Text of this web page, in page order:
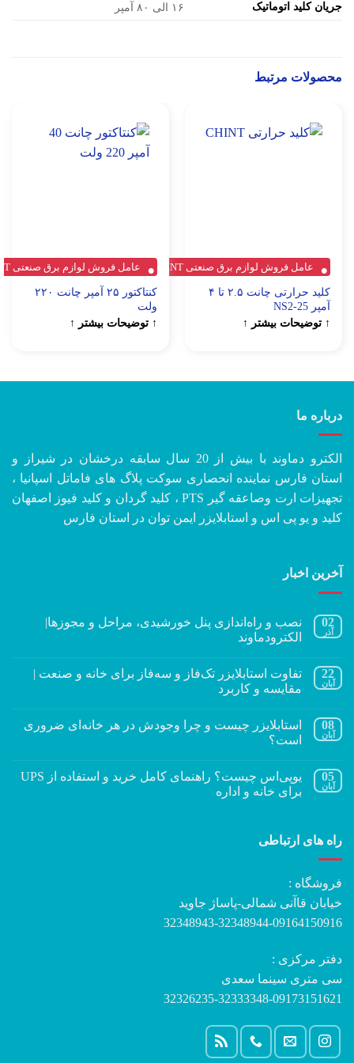
جریان کلید اتوماتیک ۱۶ الی ۸۰ آمپر
محصولات مرتبط
عامل فروش لوازم برق صنعتی CHINT
کلید حرارتی چانت ۲.۵ تا ۴
آمپر NS2-25
↑ توضیحات بیشتر ↑
عامل فروش لوازم برق صنعتی CHINT
کنتاکتور ۲۵ آمپر چانت ۲۲۰
ولت
↑ توضیحات بیشتر ↑
درباره ما
الکترو دماوند با بیش از 20 سال سابقه درخشان در شیراز و
استان فارس نماینده انحصاری سوکت پلاگ های فاماتل اسپانیا ،
تجهیزات ارت وصاعقه گیر PTS ، کلید گردان و کلید فیوز اصفهان
کلید و یو پی اس و استابلایزر ایمن توان در استان فارس
آخرین اخبار
02
آذر
نصب و راه‌اندازی پنل خورشیدی، مراحل و مجوزها|
الکترودماوند
22
آبان
تفاوت استابلایزر تک‌فاز و سه‌فاز برای خانه و صنعت |
مقایسه و کاربرد
08
آبان
استابلایزر چیست و چرا وجودش در هر خانه‌ای ضروری
است؟
05
آبان
یوپی‌اس چیست؟ راهنمای کامل خرید و استفاده از UPS
برای خانه و اداره
راه های ارتباطی
فروشگاه :
خیابان قاآنی شمالی-پاساژ جاوید
32348943-32348944-09164150916
دفتر مرکزی :
سی متری سینما سعدی
32326235-32333348-09173151621